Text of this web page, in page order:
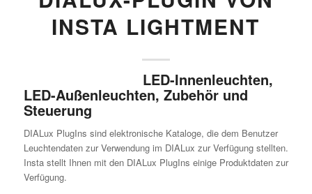
INSTA LIGHTMENT
LED-Innenleuchten,
LED-Außenleuchten, Zubehör und
Steuerung
DIALux PlugIns sind elektronische Kataloge, die dem Benutzer
Leuchtendaten zur Verwendung im DIALux zur Verfügung stellten.
Insta stellt Ihnen mit den DIALux PlugIns einige Produktdaten zur
Verfügung.